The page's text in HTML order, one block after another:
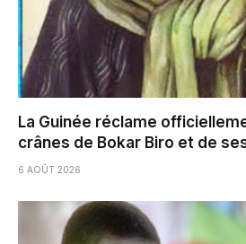
La Guinée réclame
crânes de Bokar Biro et de
6 AOÛT 2026